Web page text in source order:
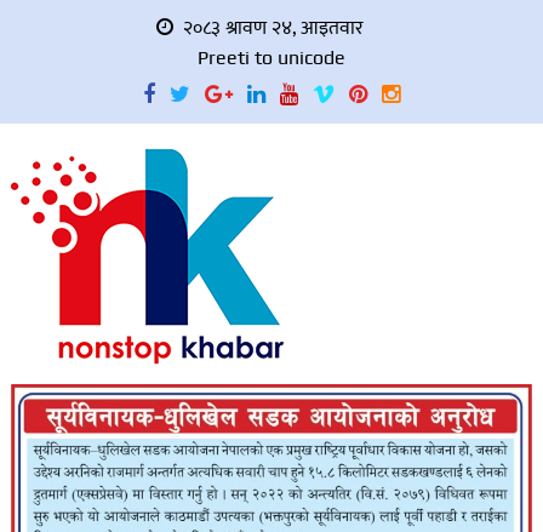
२०८३ श्रावण २४, आइतवार
Preeti to unicode